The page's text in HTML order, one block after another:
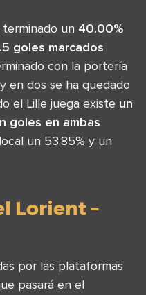
un 40.00%
goles marcados
con la portería
en dos se ha quedado
el Lille juega existe un
goles en ambas
un 53.85% y un
Lorient –
por las plataformas
pasará en el